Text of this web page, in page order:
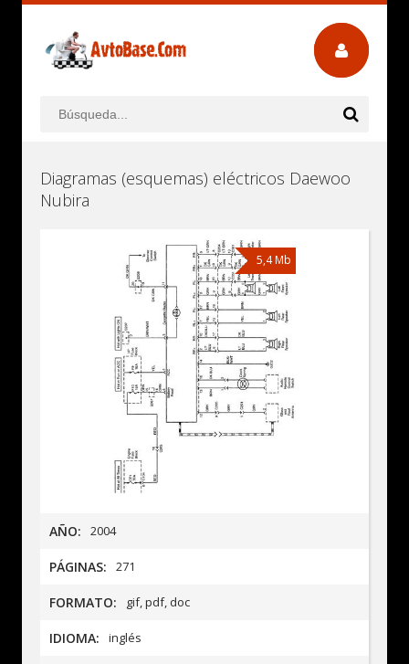
Diagramas (esquemas) eléctricos Daewoo
Nubira
5,4 Mb
AÑO: 2004
PÁGINAS: 271
FORMATO: gif, pdf, doc
IDIOMA: inglés